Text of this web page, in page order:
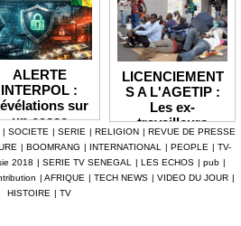
ALERTE
INTERPOL :
sur
un casse
à 4,7
F Cfa
ciblant le
pétrolier
au Sénégal
LICENCIEMENT
S A L'AGETIP :
Les ex-
travailleurs
dénoncent une
gestion
«népotique» et
interpellent le
| SOCIETE | SERIE | RELIGION | REVUE DE PRESSE
| BOOMRANG | INTERNATIONAL | PEOPLE | TV-
2018 | SERIE TV SENEGAL | LES ECHOS | pub |
| AFRIQUE | TECH NEWS | VIDEO DU JOUR |
HISTOIRE | TV